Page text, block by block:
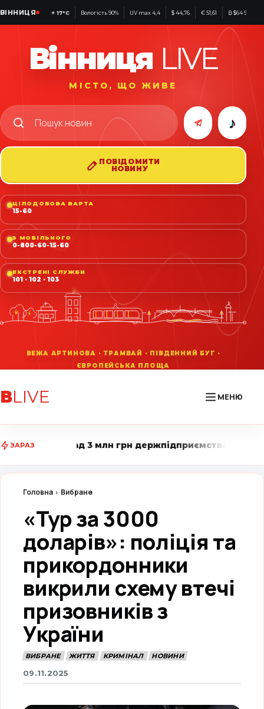
ВІННИЦЯ ☀17°C Вологість 90% UV max 4,4 $ 44,76 € 51,61 ₿ $64 937
Вінниця LIVE
МІСТО, ЩО ЖИВЕ
♪
ПОВІДОМИТИ
НОВИНУ
ЦІЛОДОБОВА ВАРТА
15-60
З МОБІЛЬНОГО
0-800-60-15-60
ЕКСТРЕНІ СЛУЖБИ
101 · 102 · 103
ВLIVE МЕНЮ
ЗАРАЗдержпідприємства • Вінниця LIVE стежить за
Головна Вибране
«Тур за 3000
доларів»: поліція та
прикордонники
викрили схему втечі
призовників з
України
ВИБРАНЕ ЖИТТЯ КРИМІНАЛ НОВИНИ
09.11.2025